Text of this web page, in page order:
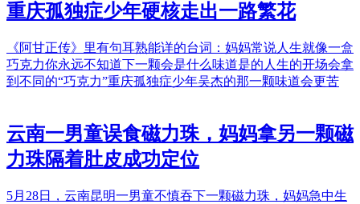
重庆孤独症少年硬核走出一路繁花
《阿甘正传》里有句耳熟能详的台词：妈妈常说人生就像一盒
巧克力你永远不知道下一颗会是什么味道是的人生的开场会拿
到不同的“巧克力”重庆孤独症少年吴杰的那一颗味道会更苦
云南一男童误食磁力珠，妈妈拿另一颗磁
力珠隔着肚皮成功定位
5月28日，云南昆明一男童不慎吞下一颗磁力珠，妈妈急中生